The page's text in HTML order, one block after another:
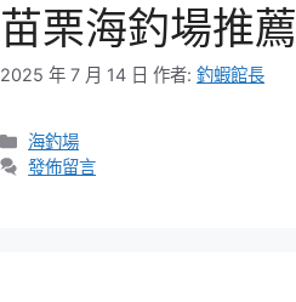
苗栗海釣場推薦
2025 年 7 月 14 日 作者: 釣蝦館長
分
類
海釣場
發佈留言